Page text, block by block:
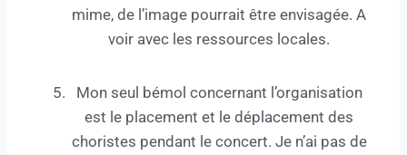
mime, de l’image pourrait être envisagée. A
voir avec les ressources locales.
Mon seul bémol concernant l’organisation
est le placement et le déplacement des
choristes pendant le concert. Je n’ai pas de